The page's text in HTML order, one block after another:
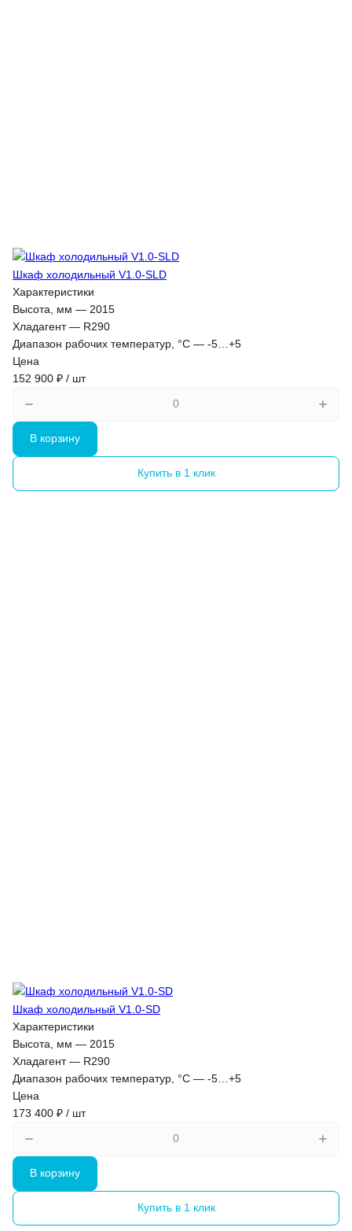
Шкаф холодильный V1.0-SLD
Характеристики
Высота, мм — 2015
Хладагент— R290
Диапазон рабочих температур, °C — -5…+5
Цена
152 900 ₽ / шт
В корзину
Купить в 1 клик
Шкаф холодильный V1.0-SD
Характеристики
Высота, мм — 2015
Хладагент— R290
Диапазон рабочих температур, °C — -5…+5
Цена
173 400 ₽ / шт
В корзину
Купить в 1 клик